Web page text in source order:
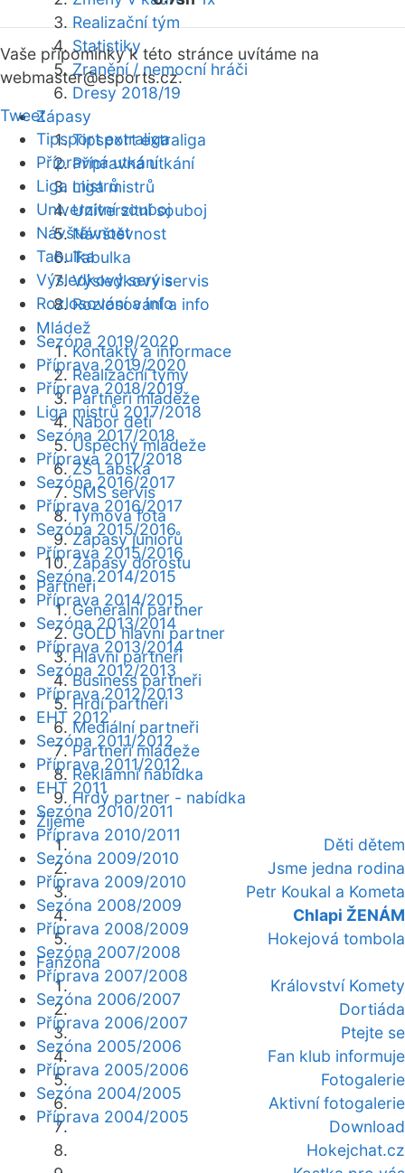
Realizační tým
Statistiky
Zranění / nemocní hráči
Dresy 2018/19
Zápasy
Tipsport extraliga
Přípravná utkání
Liga mistrů
Univerzitní souboj
Návštěvnost
Tabulka
Výsledkový servis
Rozlosování a info
Mládež
Kontakty a informace
Realizační týmy
Partneři mládeže
Nábor dětí
Úspěchy mládeže
ZŠ Labská
SMS servis
Týmová fota
Zápasy juniorů
Zápasy dorostu
Partneři
Generální partner
GOLD hlavní partner
Hlavní partneři
Business partneři
Hrdí partneři
Mediální partneři
Partneři mládeže
Reklamní nabídka
Hrdý partner - nabídka
Žijeme
Děti dětem
Jsme jedna rodina
Petr Koukal a Kometa
Chlapi ŽENÁM
Hokejová tombola
Fanzóna
Království Komety
Dortiáda
Ptejte se
Fan klub informuje
Fotogalerie
Aktivní fotogalerie
Download
Hokejchat.cz
Vaše připomínky k této stránce uvítáme na
webmaster@esports.cz.
Tweet
Tipsport extraliga
Přípravná utkání
Liga mistrů
Univerzitní souboj
Návštěvnost
Tabulka
Výsledkový servis
Rozlosování a info
Sezóna 2019/2020
Příprava 2019/2020
Příprava 2018/2019
Liga mistrů 2017/2018
Sezóna 2017/2018
Příprava 2017/2018
Sezóna 2016/2017
Příprava 2016/2017
Sezóna 2015/2016
Příprava 2015/2016
Sezóna 2014/2015
Příprava 2014/2015
Sezóna 2013/2014
Příprava 2013/2014
Sezóna 2012/2013
Příprava 2012/2013
EHT 2012
Sezóna 2011/2012
Příprava 2011/2012
EHT 2011
Sezóna 2010/2011
Příprava 2010/2011
Sezóna 2009/2010
Příprava 2009/2010
Sezóna 2008/2009
Příprava 2008/2009
Sezóna 2007/2008
Příprava 2007/2008
Sezóna 2006/2007
Příprava 2006/2007
Sezóna 2005/2006
Příprava 2005/2006
Sezóna 2004/2005
Příprava 2004/2005